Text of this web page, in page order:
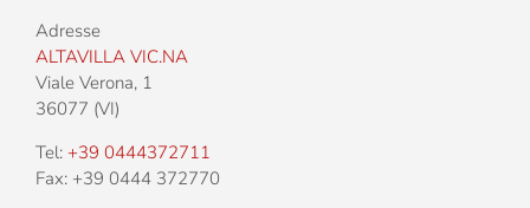
Adresse
ALTAVILLA VIC.NA
Viale Verona, 1
36077 (VI)
Tel: +39 0444372711
Fax: +39 0444 372770